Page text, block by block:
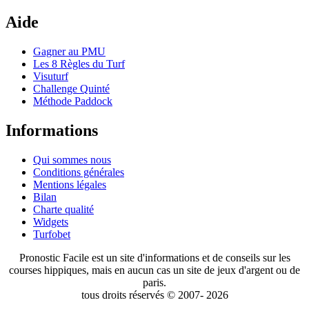
Aide
Gagner au PMU
Les 8 Règles du Turf
Visuturf
Challenge Quinté
Méthode Paddock
Informations
Qui sommes nous
Conditions générales
Mentions légales
Bilan
Charte qualité
Widgets
Turfobet
Pronostic Facile est un site d'informations et de conseils sur les
courses hippiques, mais en aucun cas un site de jeux d'argent ou de
paris.
tous droits réservés © 2007- 2026